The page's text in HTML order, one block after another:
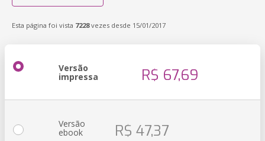
Esta página foi vista 7228vezes desde 15/01/2017
Versão
impressa R$ 67,69
Versão
ebook R$ 47,37